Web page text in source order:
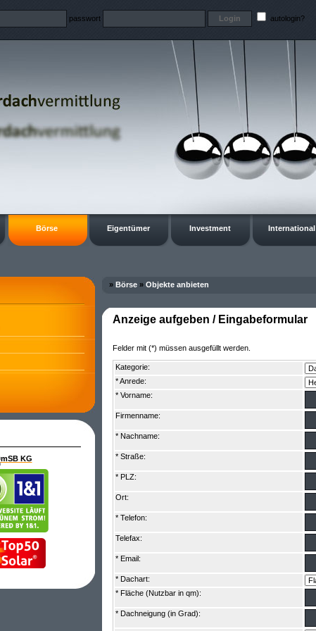
passwort autologin?
Börse Eigentümer Investment International
» Börse » Objekte anbieten
Anzeige aufgeben / Eingabeformular
Felder mit (*) müssen ausgefüllt werden.
Kategorie:
* Anrede:
* Vorname:
Firmenname:
* Nachname:
* Straße:
* PLZ:
Ort:
* Telefon:
Telefax:
* Email:
* Dachart:
* Fläche (Nutzbar in qm):
* Dachneigung (in Grad):